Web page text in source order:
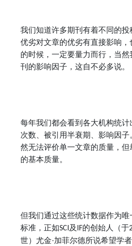
我们知道许多期刊有着不同的投
优劣对文章的优劣有直接影响，
的时候，一定要量力而行，当然
刊的影响因子，这自不必多说。
每年我们都会看到各大机构统计
次数、被引用半衰期、影响因子
然无法评价单一文章的质量，
的基本质量。
但我们通过这些统计数据作为唯
标准，正如SCI 及 IF的创始人（于
世）尤金·加菲尔德所说希望学